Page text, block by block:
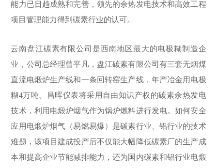
能力已日趋成熟和完善，领先的余热发电技术和高效工程
项目管理能力得到碳素行业的认可。
云南盘江碳素有限公司是西南地区最大的电极糊制造企
业，公司总经理曾平凡，盘江碳素有限公司有三套无烟煤
直流电煅炉生产线和一条回转窑生产线，年产冶金用电极
糊4万吨。昌晖仪表将采用自由知识产权的碳素余热发电
技术，利用电煅炉烟气作为锅炉燃料进行发电。如何安全
应用电煅炉烟气（易燃易爆）是碳素行业、铝行业的技术
难题，该项目建成投产后不仅能大幅降低碳素厂的生产成
本和提高企业节能减排能力，还为国内碳素和铝行业电煅